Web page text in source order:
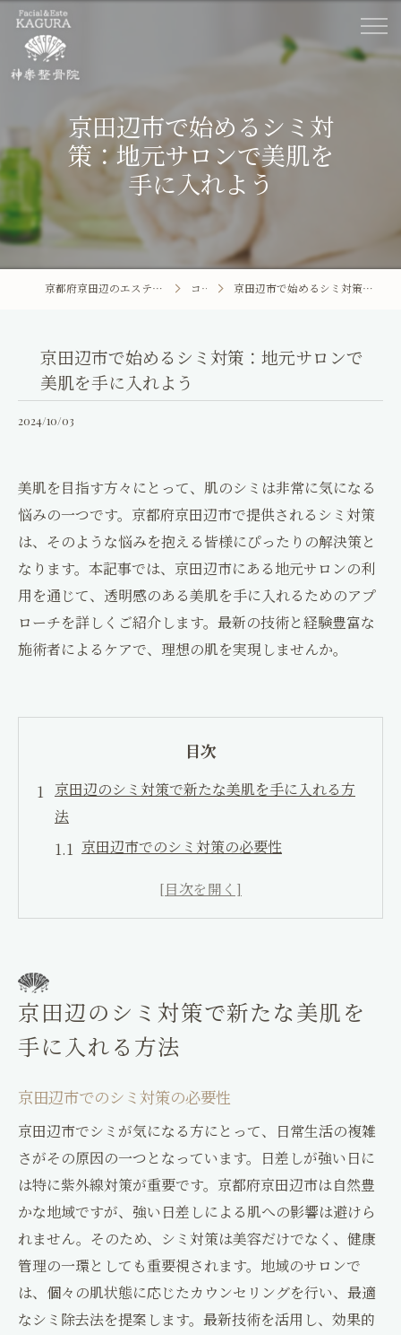
お問い合わせはこちら ご予約はこちら
Facial&Este KAGURA
京都府京田辺市興戸町田2
Facial&Este KAGURA
コンセプト
ブログ
コラム
アクセス
京田辺市で始めるシミ対
策：地元サロンで美肌を
手に入れよう
京都府京田辺のエステならFacial&Este KAGURA コラム 京田辺市で始めるシミ対策：地元サロンで美肌を手に入れよう
京田辺市で始めるシミ対策：地元サロンで
美肌を手に入れよう
2024/10/03
美肌を目指す方々にとって、肌のシミは非常に気になる
悩みの一つです。京都府京田辺市で提供されるシミ対策
は、そのような悩みを抱える皆様にぴったりの解決策と
なります。本記事では、京田辺市にある地元サロンの利
用を通じて、透明感のある美肌を手に入れるためのアプ
ローチを詳しくご紹介します。最新の技術と経験豊富な
施術者によるケアで、理想の肌を実現しませんか。
目次
京田辺のシミ対策で新たな美肌を手に入れる方
法
京田辺市でのシミ対策の必要性
経験豊富な施術者による効果的なケア
持続可能な美肌を目指すための京田辺市で
気になるシミを京田辺の最新技術で解消
最新技術を活用した京田辺のシミケア
シミのメカニズムと最新技術の関連性
京田辺市での施術例とその効果
最適なシミ除去プランの選び方
肌に優しい技術を採用したサロン
実際の利用者の声：シミ対策の成果
京田辺市で始めるシミケア効果的なアプローチ
京田辺のシミ対策で新たな美肌を
手に入れる方法
京田辺市でのシミ対策の必要性
京田辺市でシミが気になる方にとって、日常生活の複雑
さがその原因の一つとなっています。日差しが強い日に
は特に紫外線対策が重要です。京都府京田辺市は自然豊
かな地域ですが、強い日差しによる肌への影響は避けら
れません。そのため、シミ対策は美容だけでなく、健康
管理の一環としても重要視されます。地域のサロンで
は、個々の肌状態に応じたカウンセリングを行い、最適
なシミ除去法を提案します。最新技術を活用し、効果的